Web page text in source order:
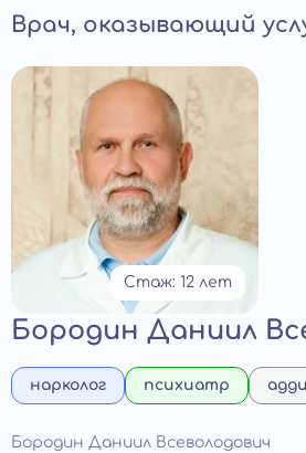
Врач, оказывающий
Стаж: 12 лет
Бородин Даниил
нарколог психиатр
Бородин Даниил Всеволодович